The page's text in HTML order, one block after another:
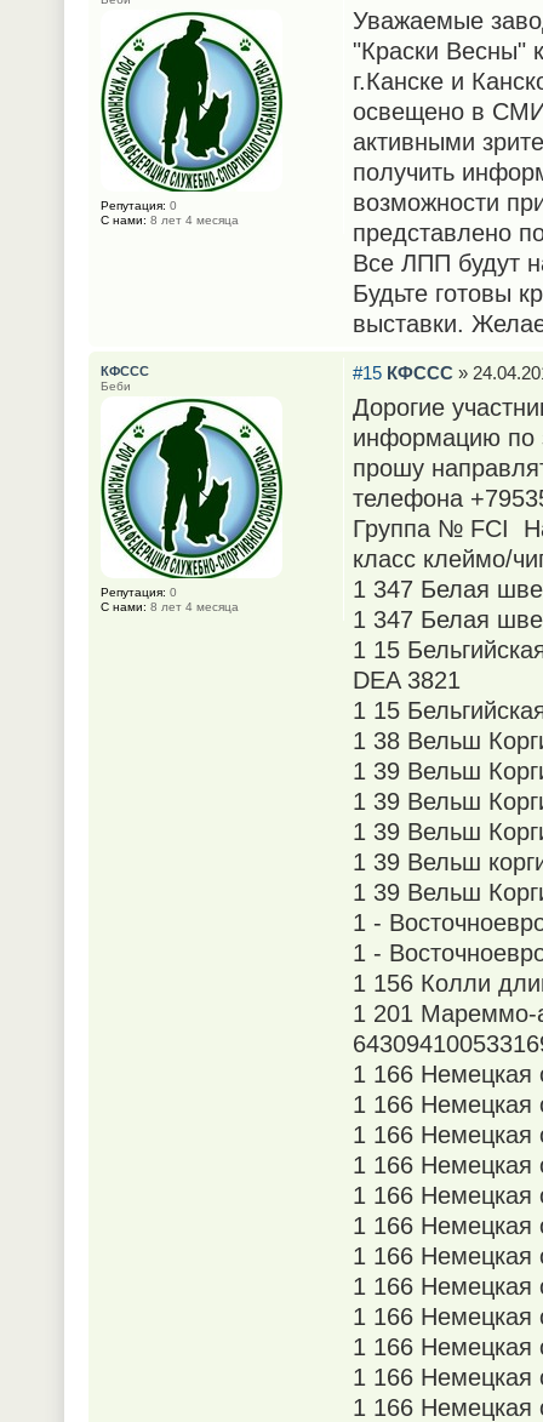
Уважаемые
"Краски Весны"
г.Канске и
освещено в
активными
получить
возможности
представлено
Все ЛПП будут
Будьте готовы
выставки.
Репутация: 0
С нами: 8 лет 4 месяца
#15 КФССС»
Дорогие
информацию по
прошу
телефона
Группа № FCI
класс клеймо/
1 347 Белая
1 347 Белая
1 15
DEA 3821
1 15
1 38 Вельш
1 39 Вельш
1 39 Вельш
1 39 Вельш
1 39 Вельш
1 39 Вельш
1 -
1 -
1 156 Колли
1 201 Мареммо-
1 166 Немецкая
1 166 Немецкая
1 166 Немецкая
1 166 Немецкая
1 166 Немецкая
1 166 Немецкая
1 166 Немецкая
1 166 Немецкая
1 166 Немецкая
1 166 Немецкая
1 166 Немецкая
1 166 Немецкая
КФССС
Беби
Репутация: 0
С нами: 8 лет 4 месяца